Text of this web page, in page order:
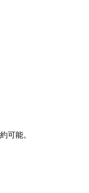
可能。